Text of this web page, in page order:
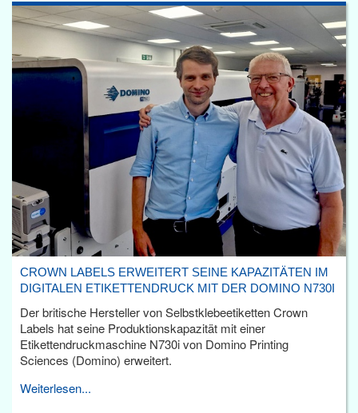
CROWN LABELS ERWEITERT SEINE KAPAZITÄTEN IM
DIGITALEN ETIKETTENDRUCK MIT DER DOMINO N730I
Der britische Hersteller von Selbstklebeetiketten Crown
Labels hat seine Produktionskapazität mit einer
Etikettendruckmaschine N730i von Domino Printing
Sciences (Domino) erweitert.
Weiterlesen...